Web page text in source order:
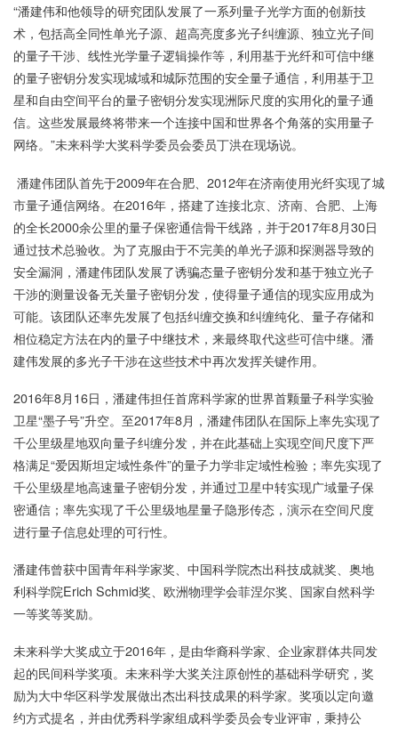
“潘建伟和他领导的研究团队发展了一系列量子光学方面的创新技
术，包括高全同性单光子源、超高亮度多光子纠缠源、独立光子间
的量子干涉、线性光学量子逻辑操作等，利用基于光纤和可信中继
的量子密钥分发实现城域和城际范围的安全量子通信，利用基于卫
星和自由空间平台的量子密钥分发实现洲际尺度的实用化的量子通
信。这些发展最终将带来一个连接中国和世界各个角落的实用量子
网络。”未来科学大奖科学委员会委员丁洪在现场说。
潘建伟团队首先于2009年在合肥、2012年在济南使用光纤实现了城
市量子通信网络。在2016年，搭建了连接北京、济南、合肥、上海
的全长2000余公里的量子保密通信骨干线路，并于2017年8月30日
通过技术总验收。为了克服由于不完美的单光子源和探测器导致的
安全漏洞，潘建伟团队发展了诱骗态量子密钥分发和基于独立光子
干涉的测量设备无关量子密钥分发，使得量子通信的现实应用成为
可能。该团队还率先发展了包括纠缠交换和纠缠纯化、量子存储和
相位稳定方法在内的量子中继技术，来最终取代这些可信中继。潘
建伟发展的多光子干涉在这些技术中再次发挥关键作用。
2016年8月16日，潘建伟担任首席科学家的世界首颗量子科学实验
卫星“墨子号”升空。至2017年8月，潘建伟团队在国际上率先实现了
千公里级星地双向量子纠缠分发，并在此基础上实现空间尺度下严
格满足“爱因斯坦定域性条件”的量子力学非定域性检验；率先实现了
千公里级星地高速量子密钥分发，并通过卫星中转实现广域量子保
密通信；率先实现了千公里级地星量子隐形传态，演示在空间尺度
进行量子信息处理的可行性。
潘建伟曾获中国青年科学家奖、中国科学院杰出科技成就奖、奥地
利科学院Erich Schmid奖、欧洲物理学会菲涅尔奖、国家自然科学
一等奖等奖励。
未来科学大奖成立于2016年，是由华裔科学家、企业家群体共同发
起的民间科学奖项。未来科学大奖关注原创性的基础科学研究，奖
励为大中华区科学发展做出杰出科技成果的科学家。奖项以定向邀
约方式提名，并由优秀科学家组成科学委员会专业评审，秉持公